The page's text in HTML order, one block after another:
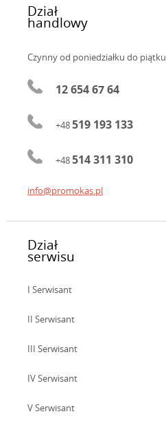
Dział
handlowy
Czynny od poniedziałku do piątku
12 654 67 64
+48519 193 133
+48514 311 310
info@promokas.pl
Dział
serwisu
I Serwisant
II Serwisant
III Serwisant
IV Serwisant
V Serwisant